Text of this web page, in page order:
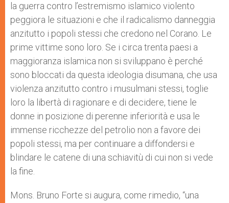
la guerra contro l’estremismo islamico violento
peggiora le situazioni e che il radicalismo danneggia
anzitutto i popoli stessi che credono nel Corano. Le
prime vittime sono loro. Se i circa trenta paesi a
maggioranza islamica non si sviluppano è perché
sono bloccati da questa ideologia disumana, che usa
violenza anzitutto contro i musulmani stessi, toglie
loro la libertà di ragionare e di decidere, tiene le
donne in posizione di perenne inferiorità e usa le
immense ricchezze del petrolio non a favore dei
popoli stessi, ma per continuare a diffondersi e
blindare le catene di una schiavitù di cui non si vede
la fine.
Mons. Bruno Forte si augura, come rimedio, “una